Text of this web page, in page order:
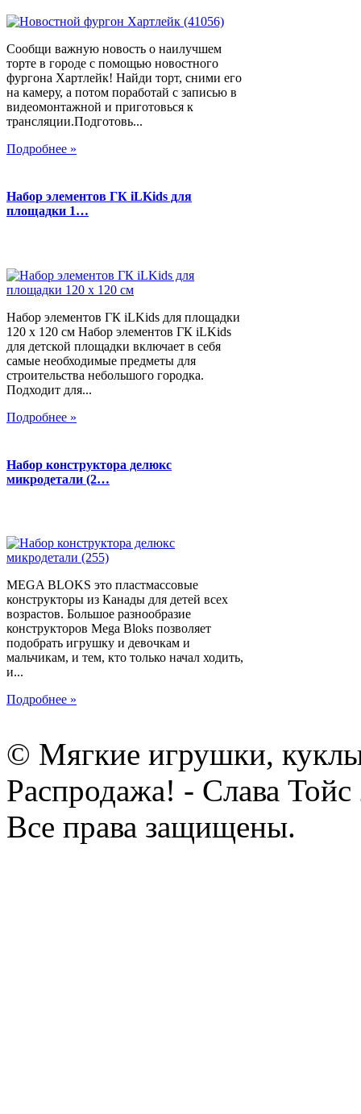
Сообщи важную новость о наилучшем
торте в городе с помощью новостного
фургона Хартлейк! Найди торт, сними его
на камеру, а потом поработай с записью в
видеомонтажной и приготовься к
трансляции.Подготовь...
Подробнее »
Набор элементов ГК iLKids для
площадки 1…
Набор элементов ГК iLKids для площадки
120 х 120 см Набор элементов ГК iLKids
для детской площадки включает в себя
самые необходимые предметы для
строительства небольшого городка.
Подходит для...
Подробнее »
Набор конструктора делюкс
микродетали (2…
MEGA BLOKS это пластмассовые
конструкторы из Канады для детей всех
возрастов. Большое разнообразие
конструкторов Mega Bloks позволяет
подобрать игрушку и девочкам и
мальчикам, и тем, кто только начал ходить,
и...
Подробнее »
© Мягкие игрушки,
Распродажа! - Слава Тойс
Все права защищены.